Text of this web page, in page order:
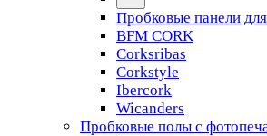
Пробковые панели
BFM CORK
Corksribas
Corkstyle
Ibercork
Wicanders
Пробковые полы с